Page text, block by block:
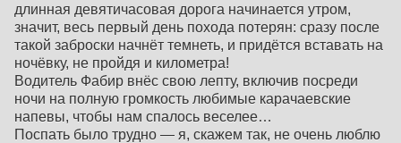
длинная девятичасовая дорога начинается утром,
значит, весь первый день похода потерян: сразу после
такой заброски начнёт темнеть, и придётся вставать на
ночёвку, не пройдя и километра!
Водитель Фабир внёс свою лепту, включив посреди
ночи на полную громкость любимые карачаевские
напевы, чтобы нам спалось веселее…
Поспать было трудно — я, скажем так, не очень люблю